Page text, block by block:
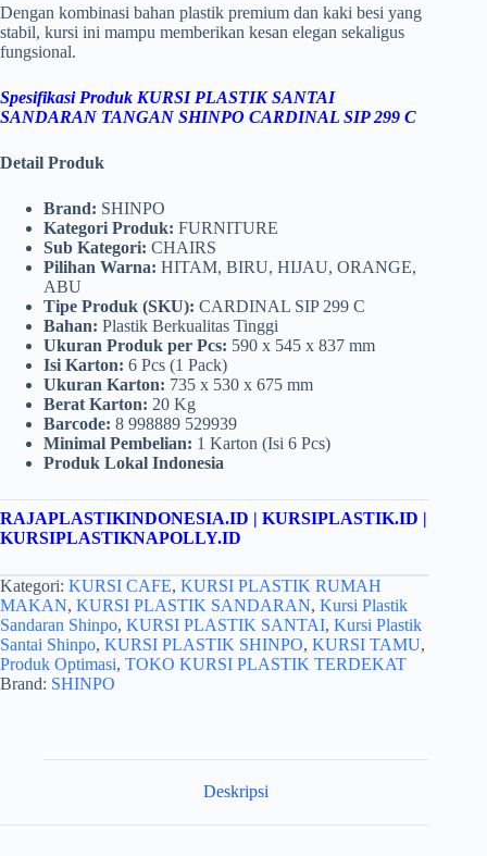
Dengan kombinasi bahan plastik premium dan kaki besi yang
stabil, kursi ini mampu memberikan kesan elegan sekaligus
fungsional.
Spesifikasi Produk KURSI PLASTIK SANTAI
SANDARAN TANGAN SHINPO CARDINAL SIP 299 C
Detail Produk
Brand: SHINPO
Kategori Produk: FURNITURE
Sub Kategori: CHAIRS
Pilihan Warna: HITAM, BIRU, HIJAU, ORANGE,
ABU
Tipe Produk (SKU): CARDINAL SIP 299 C
Bahan: Plastik Berkualitas Tinggi
Ukuran Produk per Pcs: 590 x 545 x 837 mm
Isi Karton: 6 Pcs (1 Pack)
Ukuran Karton: 735 x 530 x 675 mm
Berat Karton: 20 Kg
Barcode: 8 998889 529939
Minimal Pembelian: 1 Karton (Isi 6 Pcs)
Produk Lokal Indonesia
RAJAPLASTIKINDONESIA.ID | KURSIPLASTIK.ID |
KURSIPLASTIKNAPOLLY.ID
Kategori: KURSI CAFE, KURSI PLASTIK RUMAH
MAKAN, KURSI PLASTIK SANDARAN, Kursi Plastik
Sandaran Shinpo, KURSI PLASTIK SANTAI, Kursi Plastik
Santai Shinpo, KURSI PLASTIK SHINPO, KURSI TAMU,
Produk Optimasi, TOKO KURSI PLASTIK TERDEKAT
Brand: SHINPO
Deskripsi